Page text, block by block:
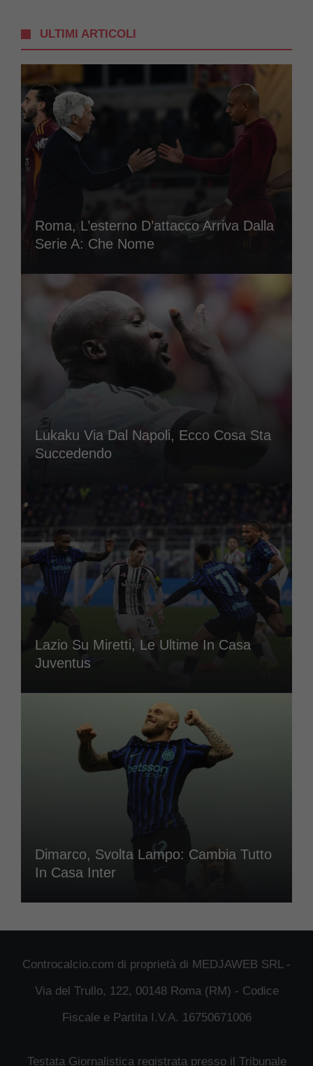
ULTIMI ARTICOLI
Roma, L’esterno D’attacco Arriva Dalla
Serie A: Che Nome
Lukaku Via Dal Napoli, Ecco Cosa Sta
Succedendo
Lazio Su Miretti, Le Ultime In Casa
Juventus
Dimarco, Svolta Lampo: Cambia Tutto
In Casa Inter
Controcalcio.com di proprietà di MEDJAWEB SRL -
Via del Trullo, 122, 00148 Roma (RM) - Codice
Fiscale e Partita I.V.A. 16750671006
Testata Giornalistica registrata presso il Tribunale